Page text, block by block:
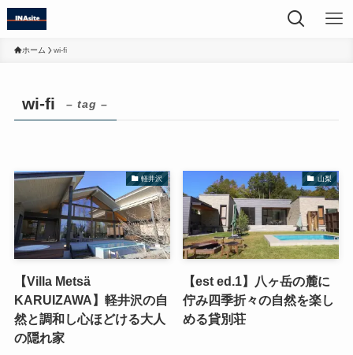
ホーム wi-fi
wi-fi – tag –
軽井沢
【Villa Metsä
KARUIZAWA】軽井沢の自
然と調和し心ほどける大人
の隠れ家
山梨
【est ed.1】八ヶ岳の麓に
佇み四季折々の自然を楽し
める貸別荘